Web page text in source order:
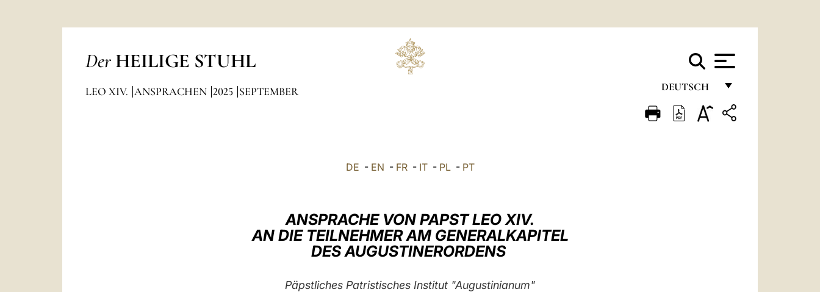
Der HEILIGE STUHL
DEUTSCH
FRANÇAIS
LEO XIV. ANSPRACHEN 2025 SEPTEMBER
DE - EN - FR- IT- PL- PT
ANSPRACHE VON PAPST LEO XIV.
AN DIE TEILNEHMER AM GENERALKAPITEL
DES AUGUSTINERORDENS
Päpstliches Patristisches Institut "Augustinianum"